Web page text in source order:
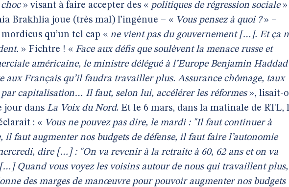
» visant à faire accepter des « politiques de régression sociale»
Brakhlia joue (très mal) l’ingénue – « Vous pensez à quoi ?» –
qu’un tel cap « ne vient pas du gouvernement […]. Et ça
» Fichtre ! « Face aux défis que soulèvent la menace russe et
américaine, le ministre délégué à l’Europe Benjamin Haddad
aux Français qu’il faudra travailler plus. Assurance chômage, taux
par capitalisation… Il faut, selon lui, accélérer les réformes», lisait-
jour dans La Voix du Nord. Et le 6 mars, dans la matinale de RTL,
: « Vous ne pouvez pas dire, le mardi : "Il faut continuer à
il faut augmenter nos budgets de défense, il faut faire l’autonomie
dire […] : "On va revenir à la retraite à 60, 62 ans et on va
Quand vous voyez les voisins autour de nous qui travaillent plus,
des marges de manœuvre pour pouvoir augmenter nos budgets